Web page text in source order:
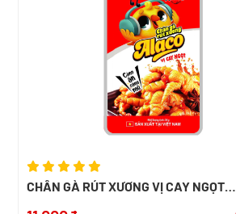
CHÂN GÀ RÚT XƯƠNG VỊ CAY NGỌT